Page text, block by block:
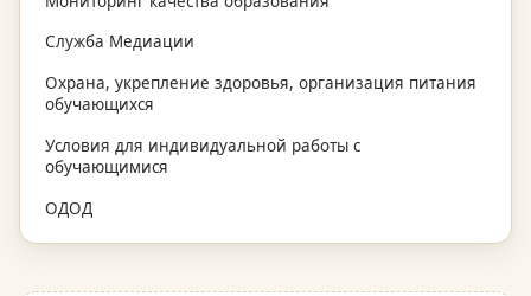
Служба Медиации
Охрана, укрепление здоровья, организация питания
обучающихся
Условия для индивидуальной работы с
обучающимися
ОДОД